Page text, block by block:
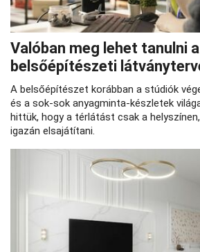
Valóban meg lehet tanulni a
belsőépítészeti
A belsőépítészet korábban a stúdiók
és a sok-sok anyagminta-készletek
hittük, hogy a térlátást csak a
igazán elsajátítani.